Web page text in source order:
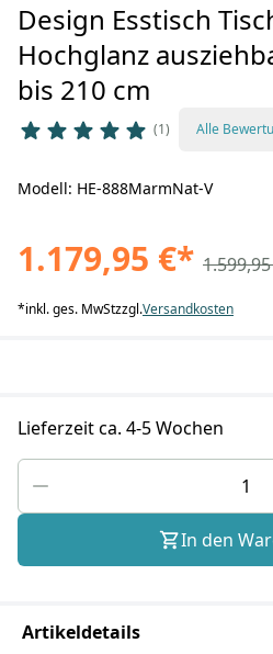
Design Esstisch
Hochglanz
bis 210 cm
1 Alle
Modell: HE-888MarmNat-V
1.179,95 €*
*inkl. ges. MwStzzgl.Versandkosten
Lieferzeit ca. 4-5 Wochen
In den
Artikeldetails